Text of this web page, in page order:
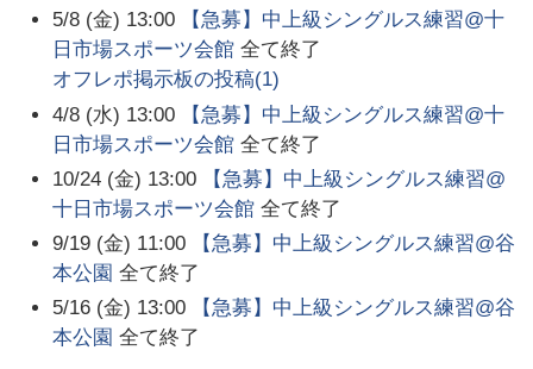
5/8 (金) 13:00
【急募】中上級シングルス練習@十
日市場スポーツ会館 全て終了
オフレポ掲示板の投稿(1)
4/8 (水) 13:00
【急募】中上級シングルス練習@十
日市場スポーツ会館 全て終了
10/24 (金) 13:00
【急募】中上級シングルス練習@
十日市場スポーツ会館 全て終了
9/19 (金) 11:00
【急募】中上級シングルス練習@谷
本公園 全て終了
5/16 (金) 13:00
【急募】中上級シングルス練習@谷
本公園 全て終了